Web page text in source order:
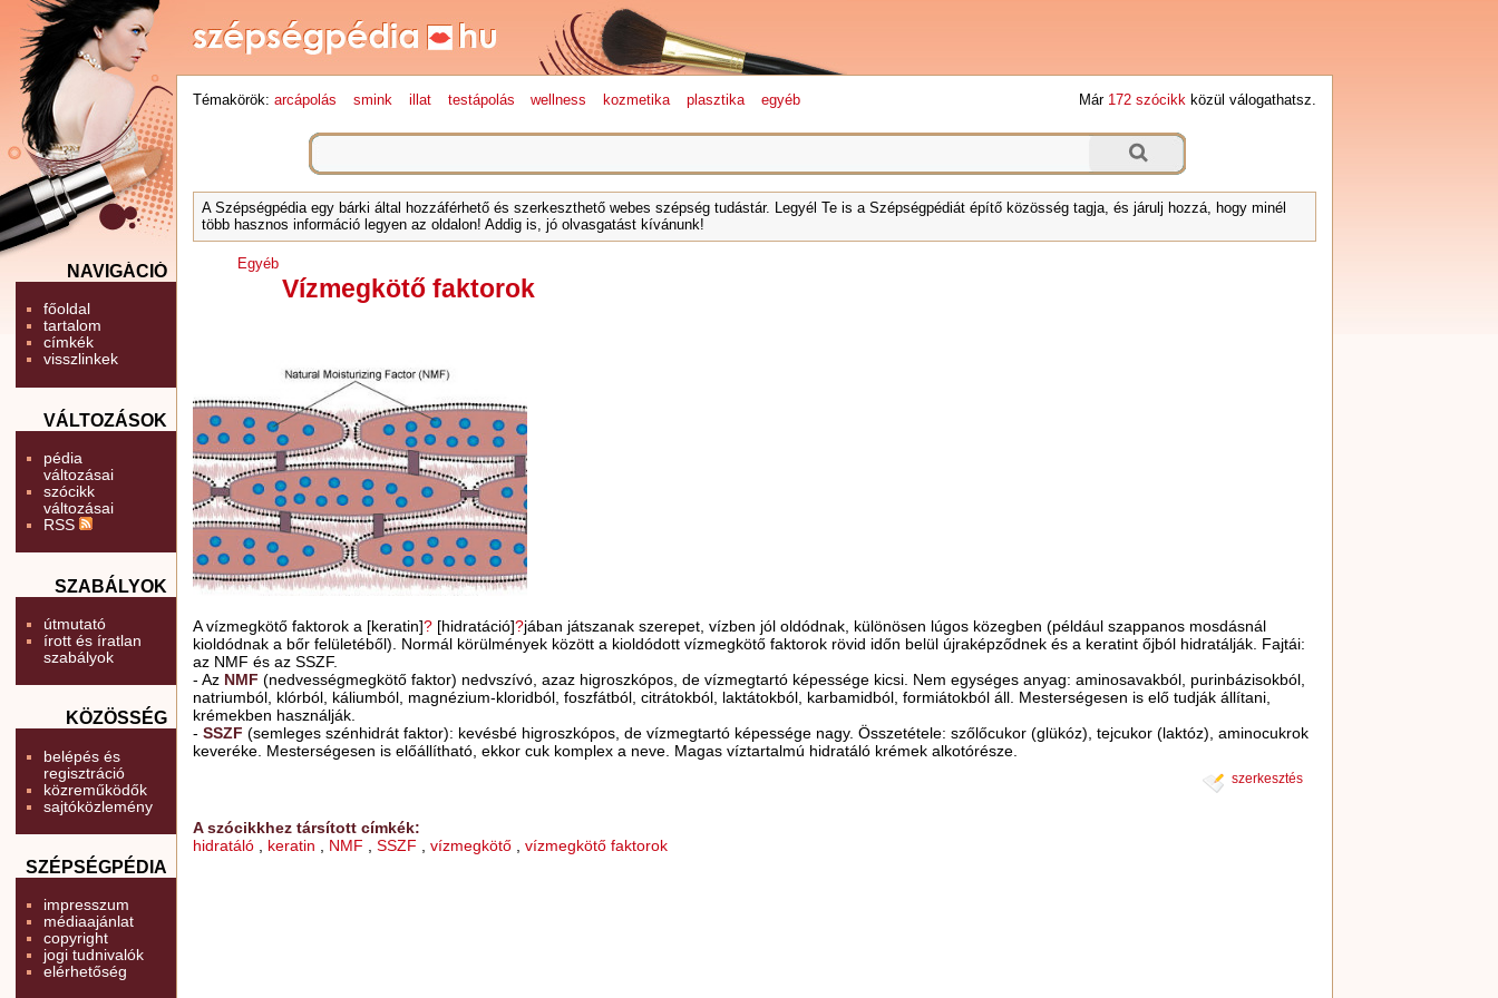
NAVIGÁCIÓ
főoldal
tartalom
címkék
visszlinkek
VÁLTOZÁSOK
pédia
változásai
szócikk
változásai
RSS
SZABÁLYOK
útmutató
írott és íratlan
szabályok
KÖZÖSSÉG
belépés és
regisztráció
közreműködők
sajtóközlemény
SZÉPSÉGPÉDIA
impresszum
médiaajánlat
copyright
jogi tudnivalók
elérhetőség
Témakörök: arcápolás smink illat testápolás wellness kozmetika plasztika egyéb Már 172 szócikkközül válogathatsz.
A Szépségpédia egy bárki által hozzáférhető és szerkeszthető webes szépség tudástár. Legyél Te is a Szépségpédiát építő közösség tagja, és járulj hozzá, hogy minél
több hasznos információ legyen az oldalon! Addig is, jó olvasgatást kívánunk!
Egyéb
Vízmegkötő faktorok
A vízmegkötő faktorok a [keratin]? [hidratáció]?jában játszanak szerepet, vízben jól oldódnak, különösen lúgos közegben (például szappanos mosdásnál
kioldódnak a bőr felületéből). Normál körülmények között a kioldódott vízmegkötő faktorok rövid időn belül újraképződnek és a keratint őjból hidratálják. Fajtái:
az NMF és az SSZF.
- Az NMF (nedvességmegkötő faktor) nedvszívó, azaz higroszkópos, de vízmegtartó képessége kicsi. Nem egységes anyag: aminosavakból, purinbázisokból,
natriumból, klórból, káliumból, magnézium-kloridból, foszfátból, citrátokból, laktátokból, karbamidból, formiátokból áll. Mesterségesen is elő tudják állítani,
krémekben használják.
-SSZF (semleges szénhidrát faktor): kevésbé higroszkópos, de vízmegtartó képessége nagy. Összetétele: szőlőcukor (glükóz), tejcukor (laktóz), aminocukrok
keveréke. Mesterségesen is előállítható, ekkor cuk komplex a neve. Magas víztartalmú hidratáló krémek alkotórésze.
szerkesztés
A szócikkhez társított címkék:
hidratáló
keratin NMF ,SSZF ,vízmegkötő ,vízmegkötő faktorok